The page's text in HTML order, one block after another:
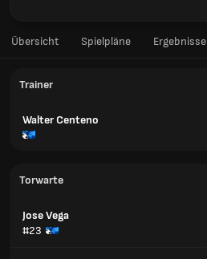
Übersicht Spielpläne Ergebnisse
Trainer
Walter Centeno
Torwarte
Jose Vega
#23